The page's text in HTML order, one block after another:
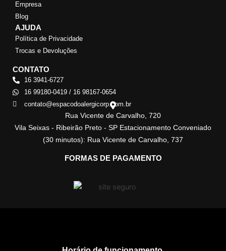
Empresa
Blog
AJUDA
Política de Privacidade
Trocas e Devoluções
CONTATO
16 3941-6727
16 99180-0419 / 16 98167-0654
contato@espacodoalergicorp.com.br
Rua Vicente de Carvalho, 720
Vila Seixas - Ribeirão Preto - SP Estacionamento Conveniado
(30 minutos): Rua Vicente de Carvalho, 737
FORMAS DE PAGAMENTO